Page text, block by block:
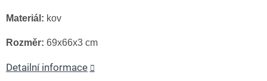
Materiál: kov
Rozměr: 69x66x3 cm
Detailní informace